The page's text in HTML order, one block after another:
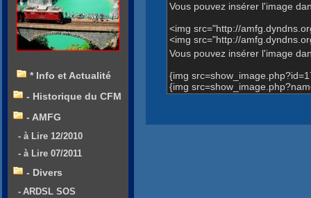
Vous pouvez insérer l'image
<img src="http://
<img src="http://
Vous pouvez insérer l'image
{img
{img
* Info et Actualité
- Historique du CFM
- AMFG
- à Lire 12/2010
- à Lire 07/2011
- Divers
- ARDSL SOS